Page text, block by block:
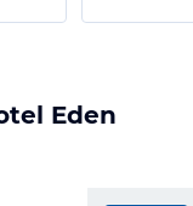
Eden